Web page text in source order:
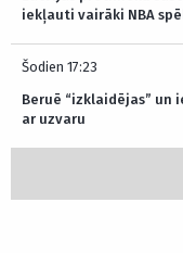
iekļauti vairāki NBA
Šodien 17:23
Beruē “izklaidējas” un
ar uzvaru